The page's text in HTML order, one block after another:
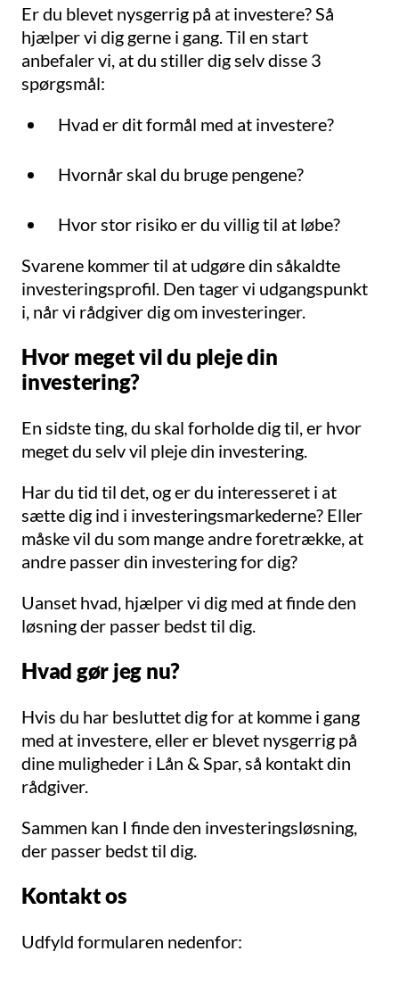
Er du blevet nysgerrig på at investere? Så
hjælper vi dig gerne i gang. Til en start
anbefaler vi, at du stiller dig selv disse 3
spørgsmål:
Hvad er dit formål med at investere?
Hvornår skal du bruge pengene?
Hvor stor risiko er du villig til at løbe?
Svarene kommer til at udgøre din såkaldte
investeringsprofil. Den tager vi udgangspunkt
i, når vi rådgiver dig om investeringer.
Hvor meget vil du pleje din
investering?
En sidste ting, du skal forholde dig til, er hvor
meget du selv vil pleje din investering.
Har du tid til det, og er du interesseret i at
sætte dig ind i investeringsmarkederne? Eller
måske vil du som mange andre foretrække, at
andre passer din investering for dig?
Uanset hvad, hjælper vi dig med at finde den
løsning der passer bedst til dig.
Hvad gør jeg nu?
Hvis du har besluttet dig for at komme i gang
med at investere, eller er blevet nysgerrig på
dine muligheder i Lån & Spar, så kontakt din
rådgiver.
Sammen kan I finde den investeringsløsning,
der passer bedst til dig.
Kontakt os
Udfyld formularen nedenfor: